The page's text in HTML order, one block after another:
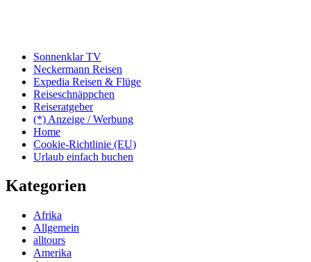
Sonnenklar TV
Neckermann Reisen
Expedia Reisen & Flüge
Reiseschnäppchen
Reiseratgeber
(*) Anzeige / Werbung
Home
Cookie-Richtlinie (EU)
Urlaub einfach buchen
Kategorien
Afrika
Allgemein
alltours
Amerika